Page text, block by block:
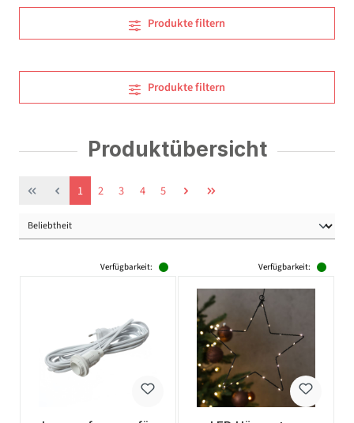
Produkte filtern
Produkte filtern
Produktübersicht
Seite
1 Seite
2 Seite
3 Seite
4 Seite
5
Verfügbarkeit: Verfügbarkeit: